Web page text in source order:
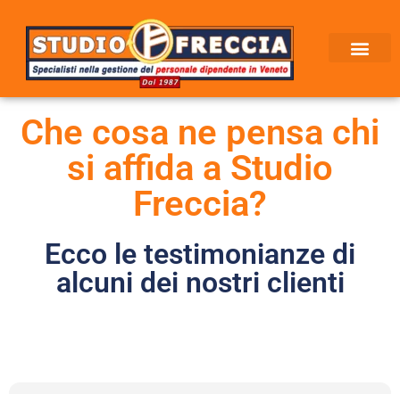
Che cosa ne pensa chi
si affida a Studio
Freccia?
Ecco le testimonianze di
alcuni dei nostri clienti